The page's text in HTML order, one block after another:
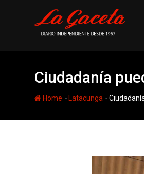
Ciudadanía
Home - Latacunga -